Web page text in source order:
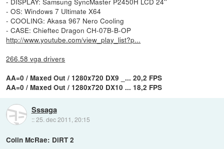
- OS: Windows 7 Ultimate X64
- COOLING: Akasa 967 Nero Cooling
- CASE: Chieftec Dragon CH-07B-B-OP
http://www.youtube.com/view_play_list?p...
266.58 vga drivers
AA=0 / Maxed Out / 1280x720 DX9 _... 20,2 FPS
AA=0 / Maxed Out / 1280x720 DX10 ... 18,2 FPS
Sssaga
::25. dec 2011, 20:15
Colin McRae: DiRT 2